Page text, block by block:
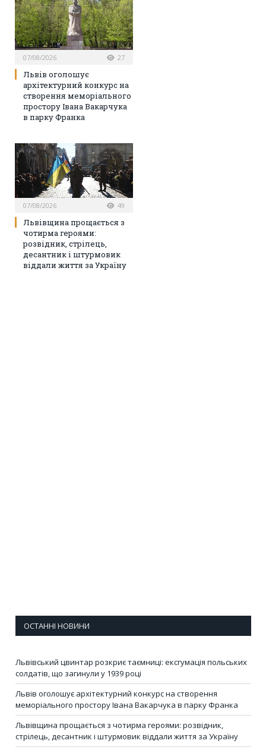
07/08/2026 27
Львів оголошує
архітектурний конкурс на
створення меморіального
простору Івана Вакарчука
в парку Франка
07/08/2026 49
Львівщина прощається з
чотирма героями:
розвідник, стрілець,
десантник і штурмовик
віддали життя за Україну
ОСТАННІ НОВИНИ
Львівський цвинтар розкриє таємниці: ексгумація польських
солдатів, що загинули у 1939 році
Львів оголошує архітектурний конкурс на створення
меморіального простору Івана Вакарчука в парку Франка
Львівщина прощається з чотирма героями: розвідник,
стрілець, десантник і штурмовик віддали життя за Україну